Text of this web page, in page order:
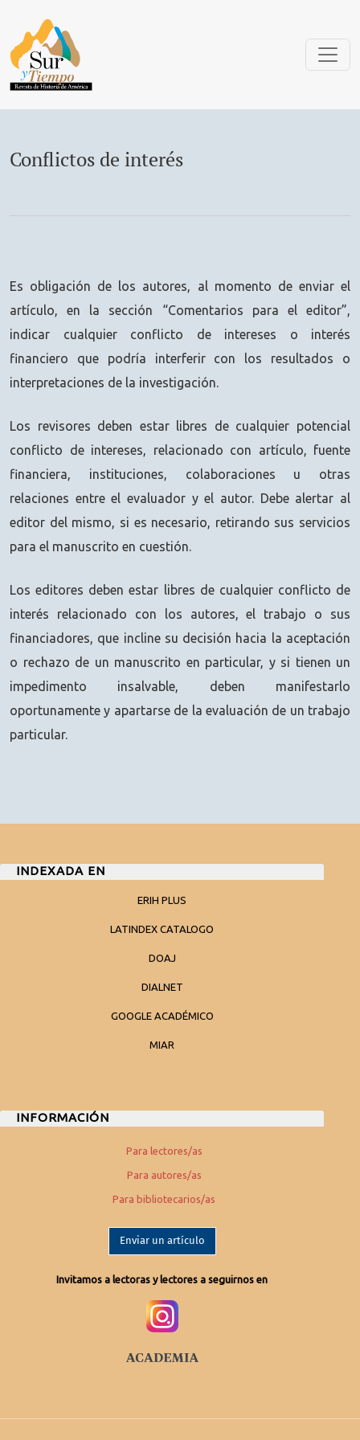
Conflictos de interés
Es obligación de los autores, al momento de enviar el
artículo, en la sección “Comentarios para el editor”,
indicar cualquier conflicto de intereses o interés
financiero que podría interferir con los resultados o
interpretaciones de la investigación.
Los revisores deben estar libres de cualquier potencial
conflicto de intereses, relacionado con artículo, fuente
financiera, instituciones, colaboraciones u otras
relaciones entre el evaluador y el autor. Debe alertar al
editor del mismo, si es necesario, retirando sus servicios
para el manuscrito en cuestión.
Los editores deben estar libres de cualquier conflicto de
interés relacionado con los autores, el trabajo o sus
financiadores, que incline su decisión hacia la aceptación
o rechazo de un manuscrito en particular, y si tienen un
impedimento insalvable, deben manifestarlo
oportunamente y apartarse de la evaluación de un trabajo
particular.
INDEXADA EN
ERIH PLUS
LATINDEX CATALOGO
DOAJ
DIALNET
GOOGLE ACADÉMICO
MIAR
INFORMACIÓN
Para lectores/as
Para autores/as
Para bibliotecarios/as
Enviar un artículo
Invitamos a lectoras y lectores a seguirnos en